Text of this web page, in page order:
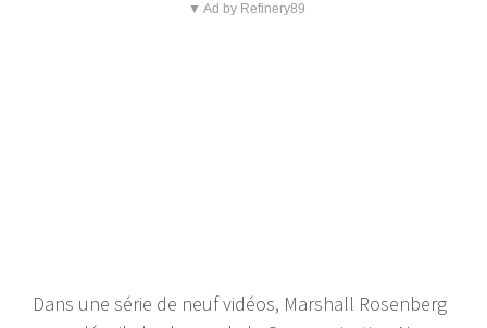
▼ Ad by Refinery89
Dans une série de neuf vidéos, Marshall Rosenberg